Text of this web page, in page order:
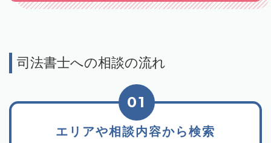
司法書士への相談の流れ
エリアや相談内容から検索
01